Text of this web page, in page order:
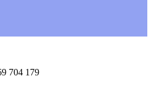
704 179